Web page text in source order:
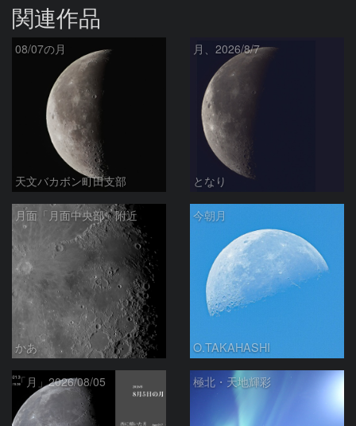
関連作品
08/07の月
天文バカボン町田支部
月、2026/8/7
となり
月面「月面中央部」附近
かあ
今朝月
O.TAKAHASHI
「月」2026/08/05 極北・天地輝彩